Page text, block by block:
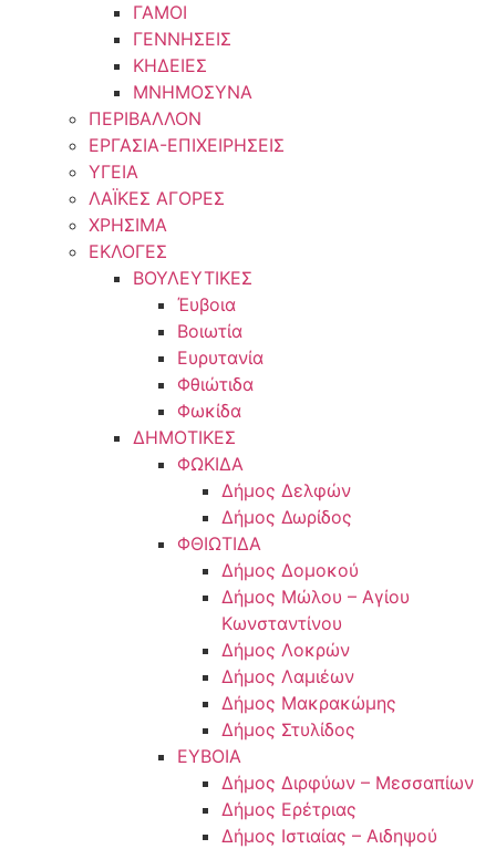
ΓΑΜΟΙ
ΓΕΝΝΗΣΕΙΣ
ΚΗΔΕΙΕΣ
ΜΝΗΜΟΣΥΝΑ
ΠΕΡΙΒΑΛΛΟΝ
ΕΡΓΑΣΙΑ-ΕΠΙΧΕΙΡΗΣΕΙΣ
ΥΓΕΙΑ
ΛΑΪΚΕΣ ΑΓΟΡΕΣ
ΧΡΗΣΙΜΑ
ΕΚΛΟΓΕΣ
ΒΟΥΛΕΥΤΙΚΕΣ
Έυβοια
Βοιωτία
Ευρυτανία
Φθιώτιδα
Φωκίδα
ΔΗΜΟΤΙΚΕΣ
ΦΩΚΙΔΑ
Δήμος Δελφών
Δήμος Δωρίδος
ΦΘΙΩΤΙΔΑ
Δήμος Δομοκού
Δήμος Μώλου – Αγίου
Κωνσταντίνου
Δήμος Λοκρών
Δήμος Λαμιέων
Δήμος Μακρακώμης
Δήμος Στυλίδος
ΕΥΒΟΙΑ
Δήμος Διρφύων – Μεσσαπίων
Δήμος Ερέτριας
Δήμος Ιστιαίας – Αιδηψού